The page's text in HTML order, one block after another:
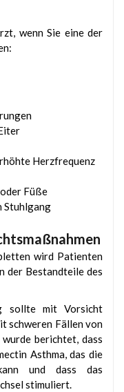
wenn Sie eine der
Herzfrequenz
Füße
Stuhlgang
wird Patienten
der Bestandteile des
sollte mit Vorsicht
schweren Fällen von
wurde berichtet, dass
Asthma, das die
und dass das
stimuliert.